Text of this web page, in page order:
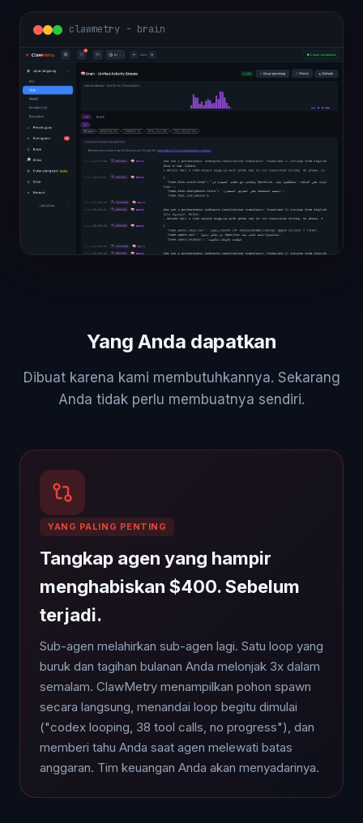
clawmetry - brain
Yang Anda dapatkan
Dibuat karena kami membutuhkannya. Sekarang
Anda tidak perlu membuatnya sendiri.
YANG PALING PENTING
Tangkap agen yang hampir
menghabiskan $400. Sebelum
terjadi.
Sub-agen melahirkan sub-agen lagi. Satu loop yang
buruk dan tagihan bulanan Anda melonjak 3x dalam
semalam. ClawMetry menampilkan pohon spawn
secara langsung, menandai loop begitu dimulai
("codex looping, 38 tool calls, no progress"), dan
memberi tahu Anda saat agen melewati batas
anggaran. Tim keuangan Anda akan menyadarinya.